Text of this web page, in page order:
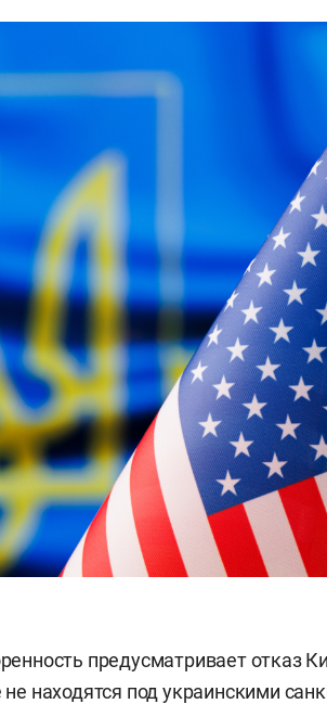
предусматривает отказ
находятся под украинскими